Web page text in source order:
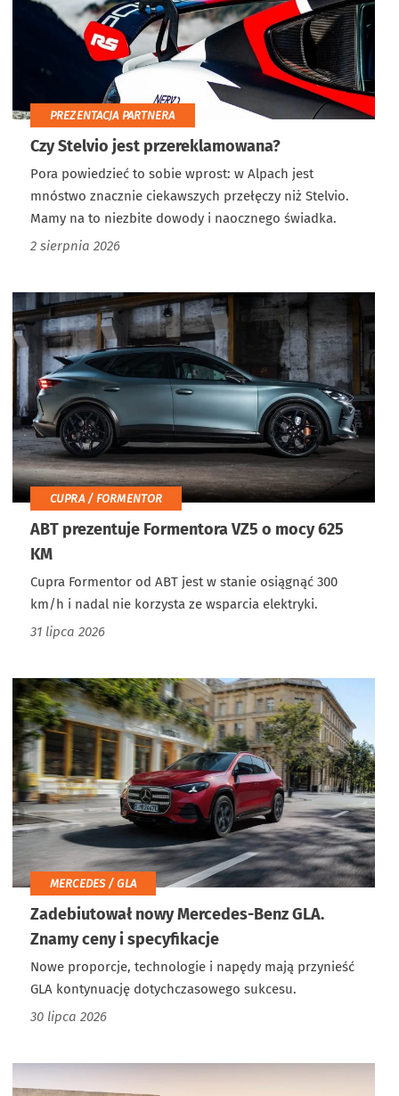
PREZENTACJA PARTNERA
Czy Stelvio jest przereklamowana?
Pora powiedzieć to sobie wprost: w Alpach jest
mnóstwo znacznie ciekawszych przełęczy niż Stelvio.
Mamy na to niezbite dowody i naocznego świadka.
2 sierpnia 2026
CUPRA / FORMENTOR
ABT prezentuje Formentora VZ5 o mocy 625
KM
Cupra Formentor od ABT jest w stanie osiągnąć 300
km/h i nadal nie korzysta ze wsparcia elektryki.
31 lipca 2026
MERCEDES / GLA
Zadebiutował nowy Mercedes-Benz GLA.
Znamy ceny i specyfikacje
Nowe proporcje, technologie i napędy mają przynieść
GLA kontynuację dotychczasowego sukcesu.
30 lipca 2026